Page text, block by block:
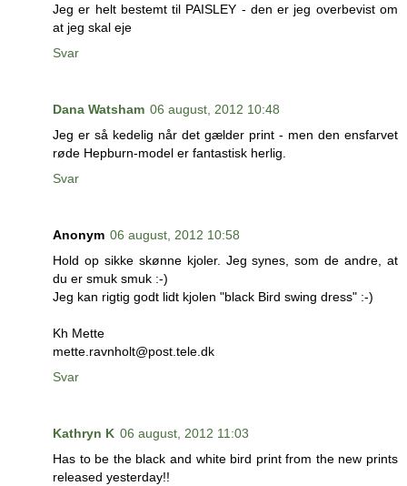
Jeg er helt bestemt til PAISLEY - den er jeg overbevist om
at jeg skal eje
Svar
Dana Watsham 06 august, 2012 10:48
Jeg er så kedelig når det gælder print - men den ensfarvet
røde Hepburn-model er fantastisk herlig.
Svar
Anonym 06 august, 2012 10:58
Hold op sikke skønne kjoler. Jeg synes, som de andre, at
du er smuk smuk :-)
Jeg kan rigtig godt lidt kjolen "black Bird swing dress" :-)
Kh Mette
mette.ravnholt@post.tele.dk
Svar
Kathryn K 06 august, 2012 11:03
Has to be the black and white bird print from the new prints
released yesterday!!